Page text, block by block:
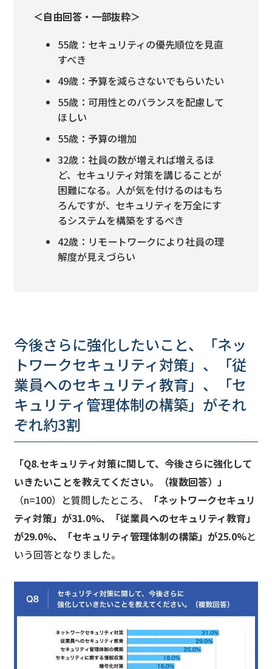
＜自由回答・一部抜粋＞
55歳：セキュリティの優先順位を見直
すべき
49歳：予算を減らさないでもらいたい
55歳：可用性とのバランスを配慮して
ほしい
55歳：予算の増加
32歳：社員の数が増えれば増えるほ
ど、セキュリティ対策を講じることが
困難になる。人が気を付けるのはもち
ろんですが、セキュリティを万全にす
るシステムを構築をするべき
42歳：リモートワークにより社員の理
解度が見えづらい
今後さらに強化したいこと、「ネッ
トワークセキュリティ対策」、「従
業員へのセキュリティ教育」、「セ
キュリティ管理体制の構築」がそれ
ぞれ約3割
「Q8.セキュリティ対策に関して、今後さらに強化して
いきたいことを教えてください。（複数回答）」
（n=100）と質問したところ、
「ネットワークセキュリ
ティ対策」が31.0%、「従業員へのセキュリティ教育」
が29.0%、「セキュリティ管理体制の構築」が25.0%と
いう回答となりました。